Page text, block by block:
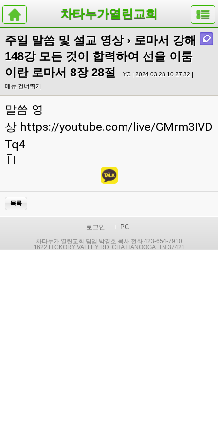
차타누가열린교회
주일 말씀 및 설교 영상› 로마서 강해
148강 모든 것이 합력하여 선을 이룸
이란 로마서 8장 28절
YC | 2024.03.28 10:27:32 |
메뉴 건너뛰기
말씀 영
상 https://youtube.com/live/GMrm3IVD
Tq4
목록
로그인... PC
차타누가 열린교회 담임:박경호 목사 전화:423-654-7910
1622 HICKORY VALLEY RD. CHATTANOOGA, TN 37421